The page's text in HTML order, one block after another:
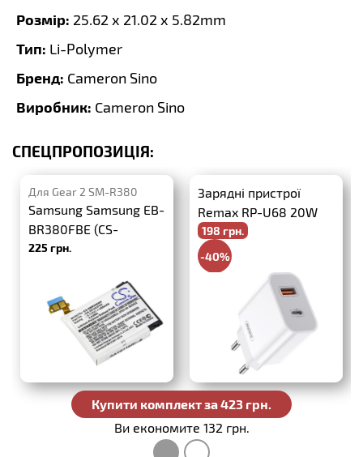
Розмір: 25.62 x 21.02 x 5.82mm
Тип: Li-Polymer
Бренд: Cameron Sino
Виробник: Cameron Sino
СПЕЦПРОПОЗИЦІЯ:
Для Gear 2 SM-R380
Samsung Samsung EB-
BR380FBE (CS-
SMR380SH)
225 грн.
Зарядні пристрої
Remax RP-U68 20W
PD+QC3.0
198 грн.
-40%
Купити комплект за 423 грн.
Ви економите 132 грн.